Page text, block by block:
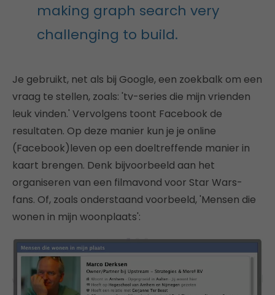
making graph search very
challenging to build.
Je gebruikt, net als bij Google, een zoekbalk om een
vraag te stellen, zoals: 'tv-series die mijn vrienden
leuk vinden.' Vervolgens toont Facebook de
resultaten. Op deze manier kun je je online
(Facebook)leven op een doeltreffende manier in
kaart brengen. Denk bijvoorbeeld aan het
organiseren van een filmavond voor Star Wars-
fans. Of, zoals onderstaand voorbeeld, 'Mensen die
wonen in mijn woonplaats':